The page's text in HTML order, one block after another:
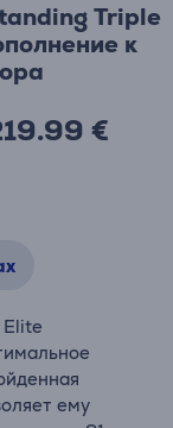
Triple
к
€
ему